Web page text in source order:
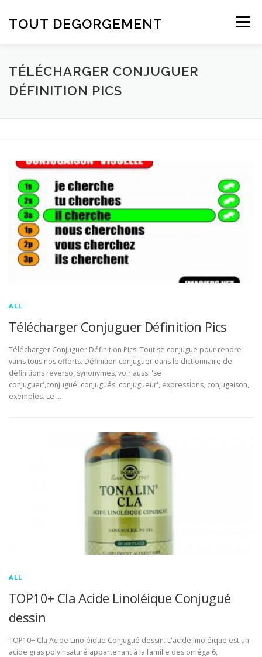
TOUT DEGORGEMENT Menu
TÉLÉCHARGER CONJUGUER
DÉFINITION PICS
ALL
Télécharger Conjuguer Définition Pics
Télécharger Conjuguer Définition Pics. Tout se conjugue pour rendre
vains tous nos efforts. Définition conjuguer dans le dictionnaire de
définitions reverso, synonymes, voir aussi 'se
conjuguer',conjugué',conjugués',conjugueur', expressions, conjugaison,
exemples. Le …
ALL
TOP10+ Cla Acide Linoléique Conjugué
dessin
TOP10+ Cla Acide Linoléique Conjugué dessin. L'acide linoléique est un
acide gras polyinsaturé appartenant à la famille des oméga 6,